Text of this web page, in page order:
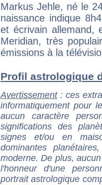
Markus Jehle, né le
naissance indique
et écrivain allemand,
Meridian, très
émissions à la
Profil astrologique
Avertissement: ces
informatiquement pour
aucun caractère
significations des
signes et/ou en
dominantes
moderne. De plus,
l'honneur d'une
portrait astrologique